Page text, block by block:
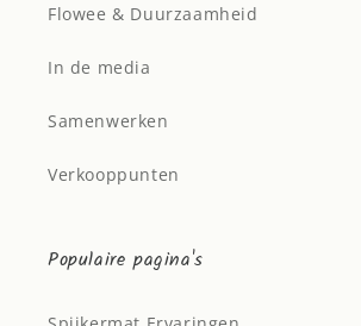
Flowee & Duurzaamheid
In de media
Samenwerken
Verkooppunten
Populaire pagina's